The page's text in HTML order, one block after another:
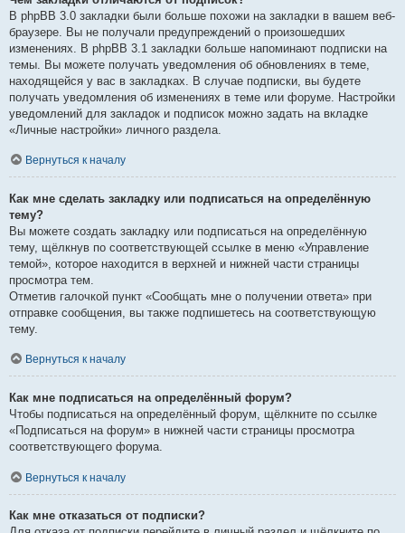
В phpBB 3.0 закладки были больше похожи на закладки в вашем веб-
браузере. Вы не получали предупреждений о произошедших
изменениях. В phpBB 3.1 закладки больше напоминают подписки на
темы. Вы можете получать уведомления об обновлениях в теме,
находящейся у вас в закладках. В случае подписки, вы будете
получать уведомления об изменениях в теме или форуме. Настройки
уведомлений для закладок и подписок можно задать на вкладке
«Личные настройки» личного раздела.
Вернуться к началу
Как мне сделать закладку или подписаться на определённую
тему?
Вы можете создать закладку или подписаться на определённую
тему, щёлкнув по соответствующей ссылке в меню «Управление
темой», которое находится в верхней и нижней части страницы
просмотра тем.
Отметив галочкой пункт «Сообщать мне о получении ответа» при
отправке сообщения, вы также подпишетесь на соответствующую
тему.
Вернуться к началу
Как мне подписаться на определённый форум?
Чтобы подписаться на определённый форум, щёлкните по ссылке
«Подписаться на форум» в нижней части страницы просмотра
соответствующего форума.
Вернуться к началу
Как мне отказаться от подписки?